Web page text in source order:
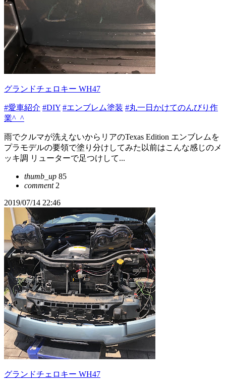
グランドチェロキー WH47
#愛車紹介 #DIY #エンブレム塗装 #丸一日かけてのんびり作
業^_^
雨でクルマが洗えないからリアのTexas Edition エンブレムを
プラモデルの要領で塗り分けしてみた以前はこんな感じのメ
ッキ調 リューターで足つけして...
thumb_up 85
comment2
2019/07/14 22:46
グランドチェロキー WH47